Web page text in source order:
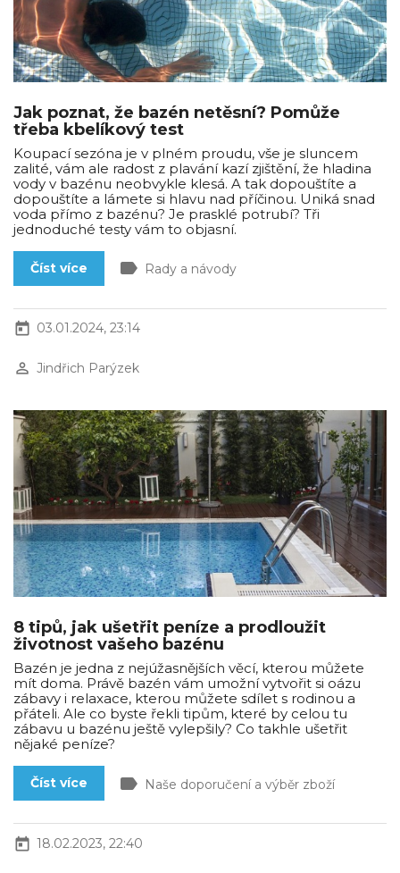
Jak poznat, že bazén netěsní? Pomůže
třeba kbelíkový test
Koupací sezóna je v plném proudu, vše je sluncem
zalité, vám ale radost z plavání kazí zjištění, že hladina
vody v bazénu neobvykle klesá. A tak dopouštíte a
dopouštíte a lámete si hlavu nad příčinou. Uniká snad
voda přímo z bazénu? Je prasklé potrubí? Tři
jednoduché testy vám to objasní.
Číst více label Rady a návody
today 03.01.2024, 23:14
perm_identity Jindřich Parýzek
8 tipů, jak ušetřit peníze a prodloužit
životnost vašeho bazénu
Bazén je jedna z nejúžasnějších věcí, kterou můžete
mít doma. Právě bazén vám umožní vytvořit si oázu
zábavy i relaxace, kterou můžete sdílet s rodinou a
přáteli. Ale co byste řekli tipům, které by celou tu
zábavu u bazénu ještě vylepšily? Co takhle ušetřit
nějaké peníze?
Číst více label Naše doporučení a výběr zboží
today 18.02.2023, 22:40